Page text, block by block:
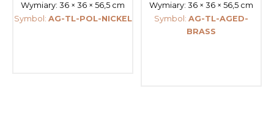
Wymiary:36 × 36 × 56,5 cm
Symbol: AG-TL-POL-NICKEL
Wymiary: 36 × 36 × 56,5 cm
Symbol: AG-TL-AGED-
BRASS